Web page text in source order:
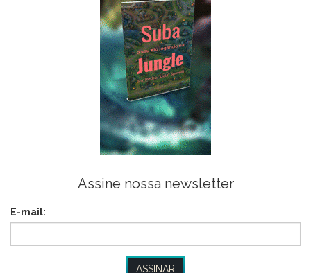
Assine nossa newsletter
E-mail: